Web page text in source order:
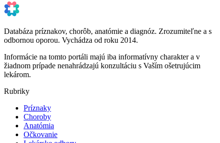
Databáza príznakov, chorôb, anatómie a diagnóz. Zrozumiteľne a s
odbornou oporou. Vychádza od roku 2014.
Informácie na tomto portáli majú iba informatívny charakter a v
žiadnom prípade nenahrádzajú konzultáciu s Vaším ošetrujúcim
lekárom.
Rubriky
Príznaky
Choroby
Anatómia
Očkovanie